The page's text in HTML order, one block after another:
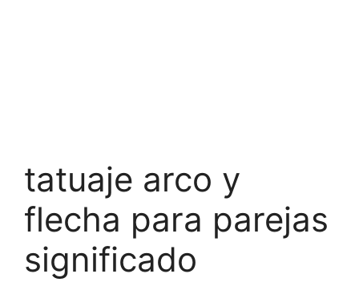
tatuaje arco y
flecha para parejas
significado